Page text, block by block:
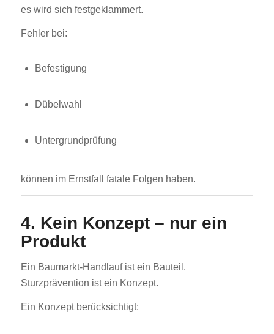
es wird sich festgeklammert.
Fehler bei:
Befestigung
Dübelwahl
Untergrundprüfung
können im Ernstfall fatale Folgen haben.
4. Kein Konzept – nur ein
Produkt
Ein Baumarkt-Handlauf ist ein Bauteil.
Sturzprävention ist ein Konzept.
Ein Konzept berücksichtigt: